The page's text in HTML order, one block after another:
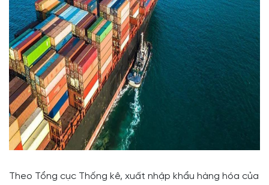
Theo Tổng cục Thống kê, xuất nhập khẩu hàng hóa của